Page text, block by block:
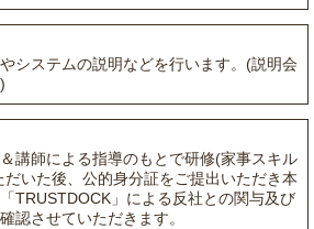
システムの説明などを行います。(説明会
講師による指導のもとで研修(家事スキル
だいた後、公的身分証をご提出いただき本
TRUSTDOCK」による反社との関与及び
認させていただきます。